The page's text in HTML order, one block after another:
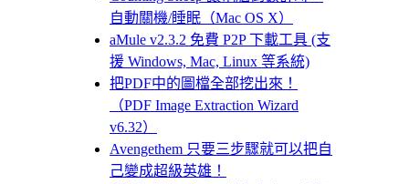
自動關機/睡眠（Mac OS X）
aMule v2.3.2 免費 P2P 下載工具 (支
援 Windows, Mac, Linux 等系統)
把PDF中的圖檔全部挖出來！
（PDF Image Extraction Wizard
v6.32）
Avengethem 只要三步驟就可以把自
己變成超級英雄！